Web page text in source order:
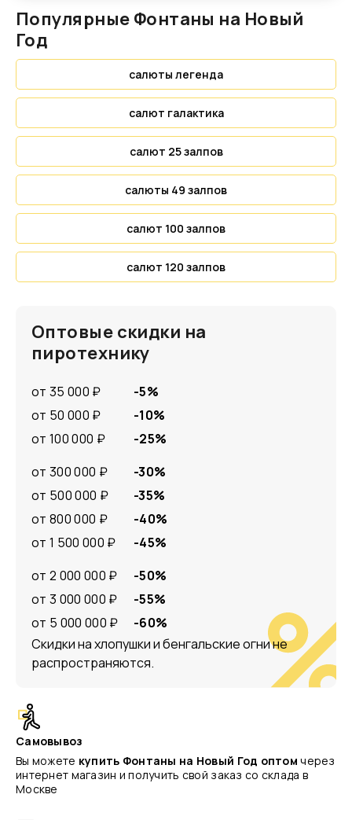
Популярные Фонтаны на Новый
Год
салюты легенда
салют галактика
салют 25 залпов
салюты 49 залпов
салют 100 залпов
салют 120 залпов
Оптовые скидки на
пиротехнику
от 35 000 ₽
-5%
от 50 000 ₽
-10%
от 100 000 ₽
-25%
от 300 000 ₽
-30%
от 500 000 ₽
-35%
от 800 000 ₽
-40%
от 1 500 000 ₽
-45%
от 2 000 000 ₽
-50%
от 3 000 000 ₽
-55%
от 5 000 000 ₽
-60%
Скидки на хлопушки и бенгальские огни не
распространяются.
Самовывоз
Вы можете купить Фонтаны на Новый Год оптомчерез
интернет магазин и получить свой заказ со склада в
Москве